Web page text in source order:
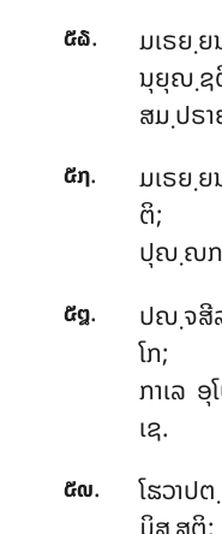
໕໖.
ມເຣຍ຺
ນຸຍຸຎ຺ຊ
ສມ຺ປຣາ
໕໗. ມເຣຍ຺
ຕິ;
ປຸຎ຺ຎກ
໕໘.
ປຎ຺ຈສີ
ໂກ;
ກາເລ
ເຊ.
໕໙. ໂຘວາປ